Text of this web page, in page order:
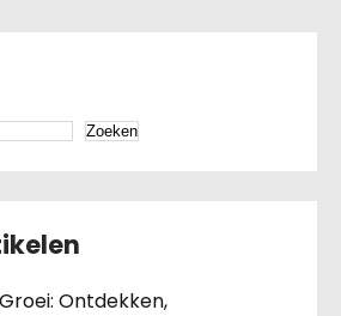
Zoeken
Ontdekken,